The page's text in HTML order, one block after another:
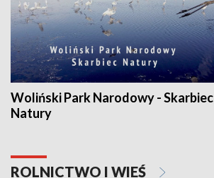
Woliński Park Narodowy - Skarbiec
Natury
ROLNICTWO I WIEŚ